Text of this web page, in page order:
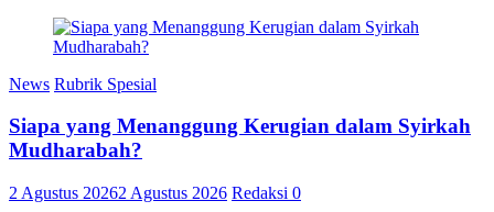
News Rubrik Spesial
Siapa yang Menanggung Kerugian dalam Syirkah
Mudharabah?
2 Agustus 20262 Agustus 2026 Redaksi 0